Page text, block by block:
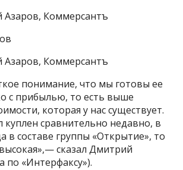
Коммерсантъ
Коммерсантъ
понимание, что мы готовы ее
с прибылью, то есть выше
которая у нас существует.
куплен сравнительно недавно, в
в составе группы «Открытие», то
сказал Дмитрий
по «Интерфаксу»).